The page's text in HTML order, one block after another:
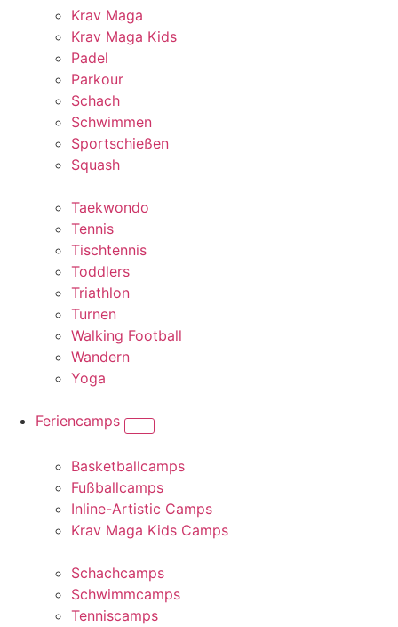
Krav Maga
Krav Maga Kids
Padel
Parkour
Schach
Schwimmen
Sportschießen
Squash
Taekwondo
Tennis
Tischtennis
Toddlers
Triathlon
Turnen
Walking Football
Wandern
Yoga
Feriencamps
Basketballcamps
Fußballcamps
Inline-Artistic Camps
Krav Maga Kids Camps
Schachcamps
Schwimmcamps
Tenniscamps